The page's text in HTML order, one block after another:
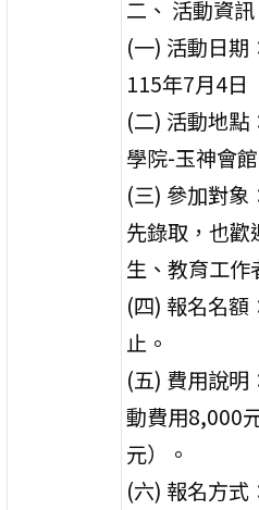
二、 活動資訊
(一) 活動日
115年7月4日
(二) 活動地點
學院-玉神會館
(三) 參加對象
先錄取，也歡
生、教育工作
(四) 報名名額
止。
(五) 費用說
動費用8,000
元）。
(六) 報名方式